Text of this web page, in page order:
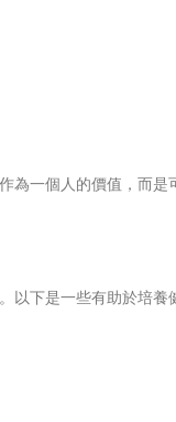
一個人的價值，而是
下是一些有助於培養